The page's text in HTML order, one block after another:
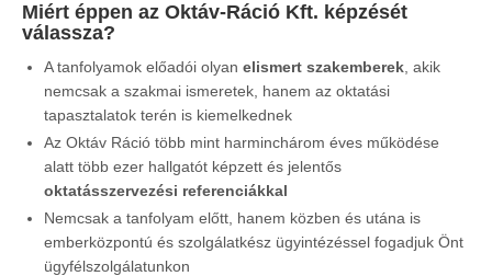
Miért éppen az Oktáv-Ráció Kft. képzését
válassza?
A tanfolyamok előadói olyan elismert szakemberek, akik
nemcsak a szakmai ismeretek, hanem az oktatási
tapasztalatok terén is kiemelkednek
Az Oktáv Ráció több mint harminchárom éves működése
alatt több ezer hallgatót képzett és jelentős
oktatásszervezési referenciákkal
Nemcsak a tanfolyam előtt, hanem közben és utána is
emberközpontú és szolgálatkész ügyintézéssel fogadjuk Önt
ügyfélszolgálatunkon